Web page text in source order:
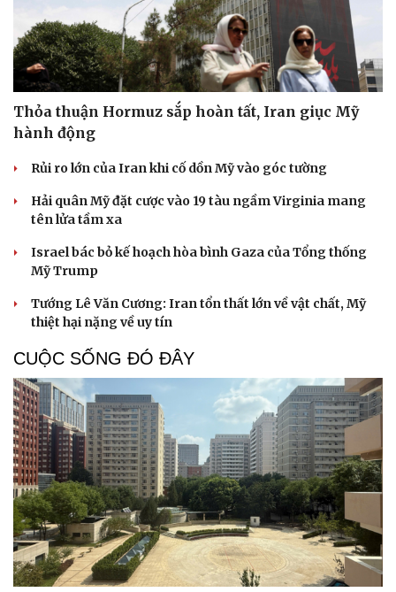
Thỏa thuận Hormuz sắp hoàn tất, Iran giục Mỹ
hành động
Rủi ro lớn của Iran khi cố dồn Mỹ vào góc tường
Hải quân Mỹ đặt cược vào 19 tàu ngầm Virginia mang
tên lửa tầm xa
Israel bác bỏ kế hoạch hòa bình Gaza của Tổng thống
Mỹ Trump
Tướng Lê Văn Cương: Iran tổn thất lớn về vật chất, Mỹ
thiệt hại nặng về uy tín
CUỘC SỐNG ĐÓ ĐÂY